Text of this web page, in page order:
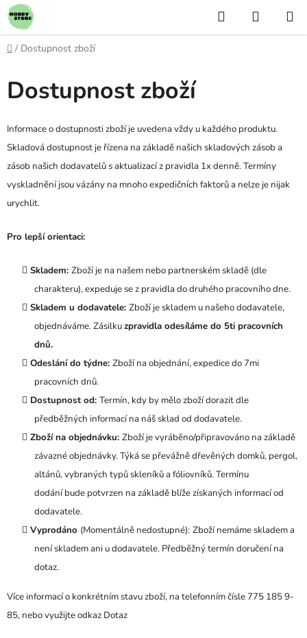
Přejít
na
obsah
Hledat
KOŠÍK
Domů
/ Dostupnost zboží
Dostupnost zboží
Informace o dostupnosti zboží je uvedena vždy u každého produktu.
Skladová dostupnost je řízena na základě našich skladových zásob a
zásob našich dodavatelů s aktualizací z pravidla 1x denně. Termíny
vyskladnění jsou vázány na mnoho expedičních faktorů a nelze je nijak
urychlit.
Pro lepší orientaci:
Skladem: Zboží je na našem nebo partnerském skladě (dle
charakteru), expeduje se z pravidla do druhého pracovního dne.
Skladem u dodavatele: Zboží je skladem u našeho dodavatele,
objednáváme. Zásilkuzpravidla odesíláme do 5ti pracovních
dnů.
Odeslání do týdne: Zboží na objednání, expedice do 7mi
pracovních dnů.
Dostupnost od: Termín, kdy by mělo zboží dorazit dle
předběžných informací na náš sklad od dodavatele.
Zboží na objednávku: Zboží je vyráběno/připravováno na základě
závazné objednávky. Týká se převážně dřevěných domků, pergol,
altánů, vybraných typů skleníků a fóliovníků. Termínu
dodání bude potvrzen na základě blíže získaných informací od
dodavatele.
Vyprodáno (Momentálně nedostupné): Zboží nemáme skladem a
není skladem ani u dodavatele. Předběžný termín doručení na
dotaz.
Více informací o konkrétním stavu zboží, na telefonním čísle 775 185 9­
85, nebo využijte odkaz Dotaz